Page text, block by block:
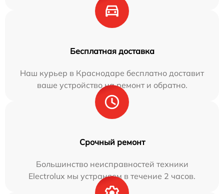
Бесплатная доставка
Наш курьер в Краснодаре бесплатно доставит
ваше устройство на ремонт и обратно.
Срочный ремонт
Большинство неисправностей техники
Electrolux мы устраняем в течение 2 часов.